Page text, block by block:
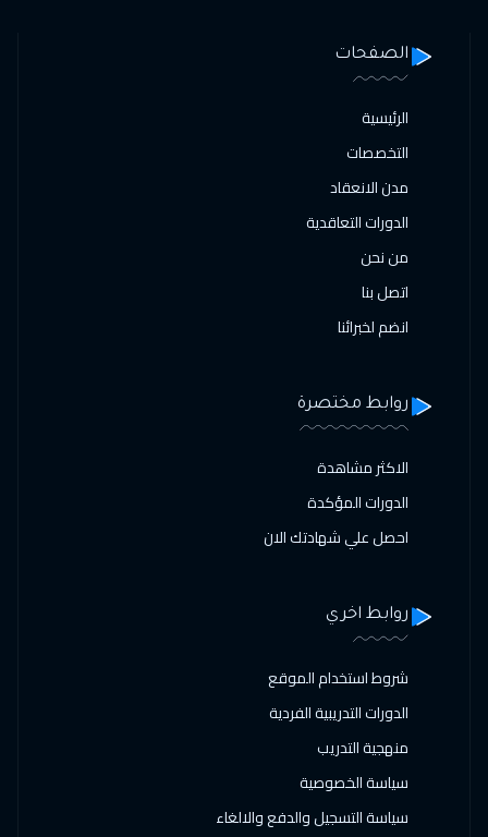
الصفحات
الرئيسية
التخصصات
مدن الانعقاد
الدورات التعاقدية
من نحن
اتصل بنا
انضم لخبرائنا
روابط مختصرة
الاكثر مشاهدة
الدورات المؤكدة
احصل علي شهادتك الان
روابط اخري
شروط استخدام الموقع
الدورات التدريبية الفردية
منهجية التدريب
سياسة الخصوصية
سياسة التسجيل والدفع والالغاء